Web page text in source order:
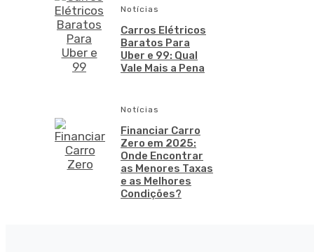
Notícias
Carros Elétricos
Baratos Para
Uber e 99: Qual
Vale Mais a Pena
Notícias
Financiar Carro
Zero em 2025:
Onde Encontrar
as Menores Taxas
e as Melhores
Condições?